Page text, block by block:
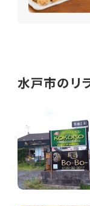
水戸市のリ